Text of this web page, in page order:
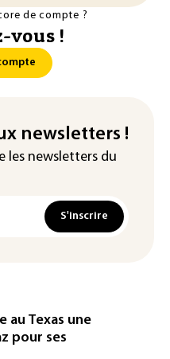
de compte ?
vous !
newsletters !
les newsletters du
S'inscrire
au Texas une
pour ses